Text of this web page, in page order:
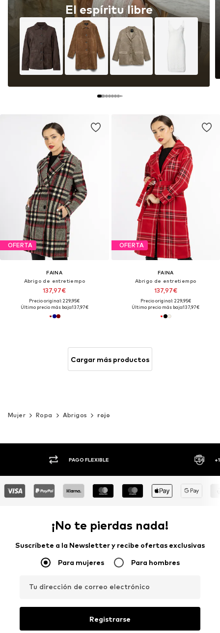
El espíritu libre
OFERTA
FAINA
Abrigo de entretiempo
137,97€
Precio original: 229,95€
Último precio más bajo:137,97€
OFERTA
FAINA
Abrigo de entretiempo
137,97€
Precio original: 229,95€
Último precio más bajo:137,97€
Cargar más productos
Mujer Ropa Abrigos rojo
¡No te pierdas nada!
Suscríbete a la Newsletter y recibe ofertas exclusivas
Para mujeres Para hombres
Tu dirección de correo electrónico
Registrarse